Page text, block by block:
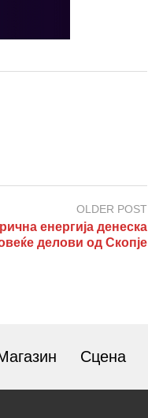
OLDER POST
енергија денеска
делови од Скопје
Сцена